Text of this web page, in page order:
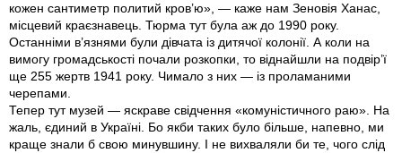
кожен сантиметр политий кров’ю», — каже нам Зеновія Ханас,
місцевий краєзнавець. Тюрма тут була аж до 1990 року.
Останніми в’язнями були дівчата із дитячої колонії. А коли на
вимогу громадськості почали розкопки, то віднайшли на подвір’ї
ще 255 жертв 1941 року. Чимало з них — із проламаними
черепами.
Тепер тут музей — яскраве свідчення «комуністичного раю». На
жаль, єдиний в Україні. Бо якби таких було більше, напевно, ми
краще знали б свою минувшину. І не вихваляли би те, чого слід